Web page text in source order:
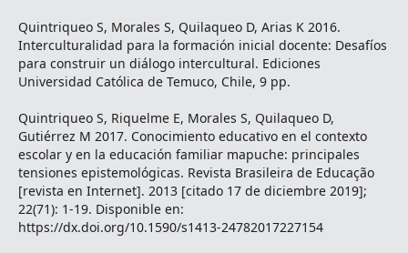
Quintriqueo S, Morales S, Quilaqueo D, Arias K 2016.
Interculturalidad para la formación inicial docente: Desafíos
para construir un diálogo intercultural. Ediciones
Universidad Católica de Temuco, Chile, 9 pp.
Quintriqueo S, Riquelme E, Morales S, Quilaqueo D,
Gutiérrez M 2017. Conocimiento educativo en el contexto
escolar y en la educación familiar mapuche: principales
tensiones epistemológicas. Revista Brasileira de Educação
[revista en Internet]. 2013 [citado 17 de diciembre 2019];
22(71): 1-19. Disponible en:
https://dx.doi.org/10.1590/s1413-24782017227154